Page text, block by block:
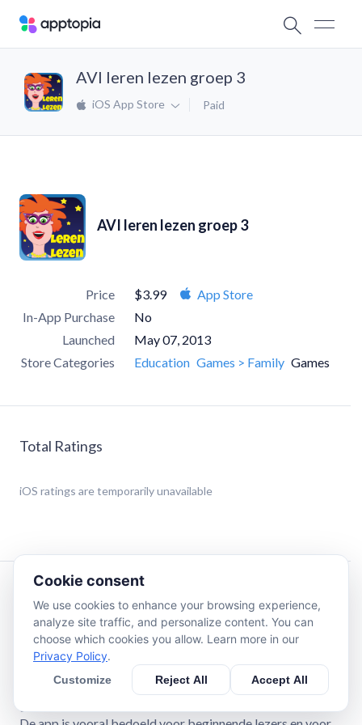
AVI leren lezen groep 3
iOS App Store Paid
AVI leren lezen groep 3
Price $3.99
App Store
In-App Purchase
No
Launched
May 07, 2013
Store Categories
Education Games > Family Games
Total Ratings
iOS ratings are temporarily unavailable
Description
De app is speciaal ontwikkeld met het oog op het
leesonderwijs zoals de kinderen in groep 3 krijgen
aangeboden.
De woorden in de app zijn klankzuiver, zoals de kinderen
dat ook in de klas oefenen.
Cookie consent
We use cookies to enhance your browsing experience,
analyze site traffic, and personalize content. You can
choose which cookies you allow. Learn more in our
Privacy Policy.
Customize Reject All Accept All